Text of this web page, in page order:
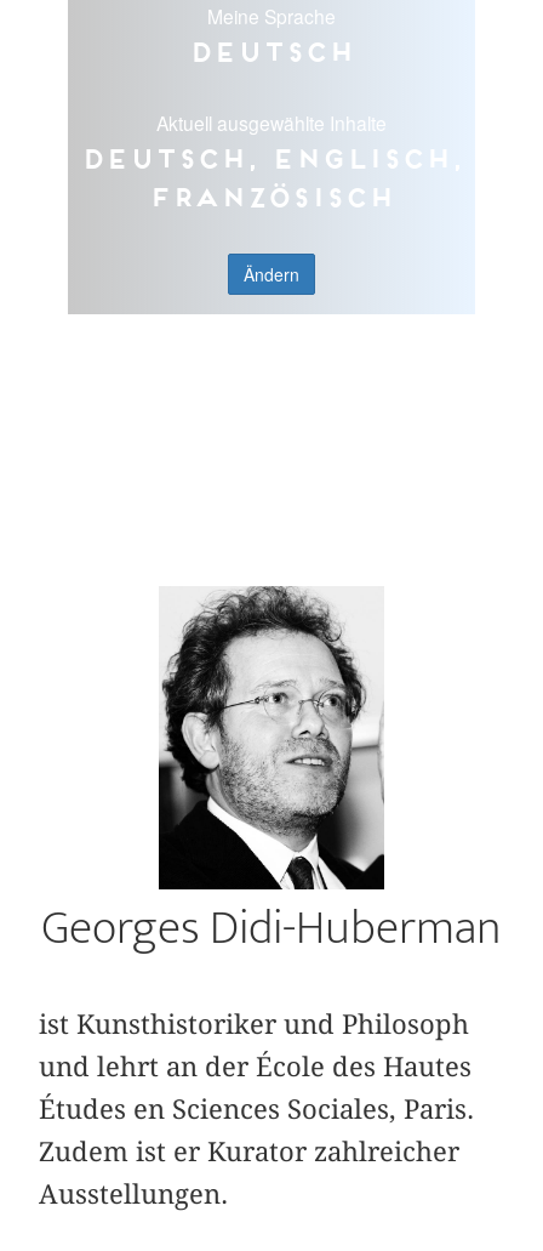
Meine Sprache
Deutsch
Aktuell ausgewählte Inhalte
Deutsch, Englisch,
Französisch
Ändern
Georges Didi-Huberman
ist Kunsthistoriker und Philosoph
und lehrt an der École des Hautes
Études en Sciences Sociales, Paris.
Zudem ist er Kurator zahlreicher
Ausstellungen.